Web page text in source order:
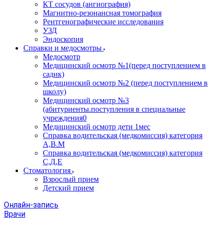
КТ сосудов (ангиография)
Магнитно-резонансная томография
Рентгенографические исследования
УЗД
Эндоскопия
Справки и медосмотры
Медосмотр
Медицинский осмотр №1(перед поступлением в
садик)
Медицинский осмотр №2 (перед поступлением в
школу)
Медицинский осмотр №3
(абитуриенты.поступления в специальные
учреждения0
Медицинский осмотр дети 1мес
Справка водительская (медкомиссия) категория
А,В.М
Справка водительская (медкомиссия) категория
С,Д,Е
Стоматология
Взрослый прием
Детский прием
Онлайн-запись
Врачи